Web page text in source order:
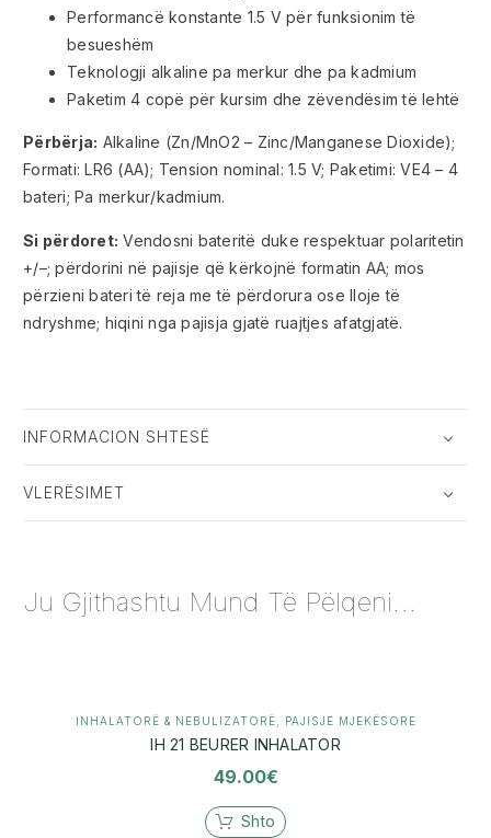
Performancë konstante 1.5 V për funksionim të
besueshëm
Teknologji alkaline pa merkur dhe pa kadmium
Paketim 4 copë për kursim dhe zëvendësim të lehtë
Përbërja: Alkaline (Zn/MnO2 – Zinc/Manganese Dioxide);
Formati: LR6 (AA); Tension nominal: 1.5 V; Paketimi: VE4 – 4
bateri; Pa merkur/kadmium.
Si përdoret: Vendosni bateritë duke respektuar polaritetin
+/–; përdorini në pajisje që kërkojnë formatin AA; mos
përzieni bateri të reja me të përdorura ose lloje të
ndryshme; hiqini nga pajisja gjatë ruajtjes afatgjatë.
INFORMACION SHTESË
VLERËSIMET
Ju Gjithashtu Mund Të Pëlqeni...
INHALATORË & NEBULIZATORË PAJISJE MJEKËSORE
IH 21 BEURER INHALATOR
49.00€
Shto